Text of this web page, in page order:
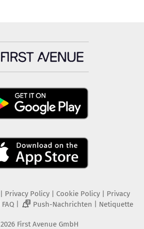
Privacy Policy| Cookie Policy| Privacy
FAQ| 2 Push-Nachrichten Netiquette
2026 First Avenue GmbH